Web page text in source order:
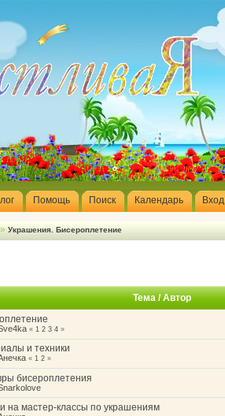
Помощь Поиск Календарь Вход
» Украшения. Бисероплетение
Тема/Автор
« 1 2 3 4 »
и техники
« 1 2 »
бисероплетения
на мастер-классы по украшениям